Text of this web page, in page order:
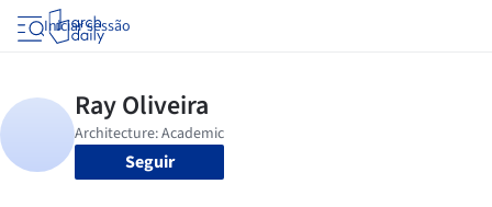
Iniciar sessão
Seguir